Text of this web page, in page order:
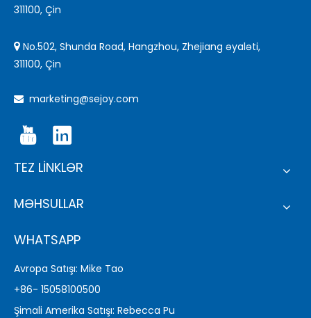
311100, Çin
 No.502, Shunda Road, Hangzhou, Zhejiang əyaləti,
311100, Çin
 marketing@sejoy.com
TEZ LİNKLƏR
MƏHSULLAR
WHATSAPP
Avropa Satışı: Mike Tao
+86- 15058100500
Şimali Amerika Satışı: Rebecca Pu